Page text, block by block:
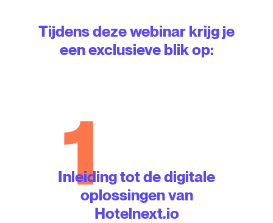
Tijdens deze webinar krijg je
een exclusieve blik op:
1
Inleiding tot de digitale
oplossingen van
Hotelnext.io